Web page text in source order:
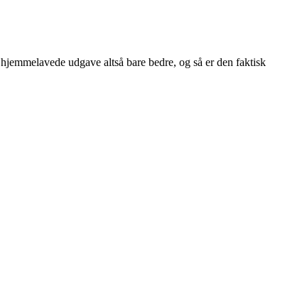
udgave altså bare bedre, og så er den faktisk